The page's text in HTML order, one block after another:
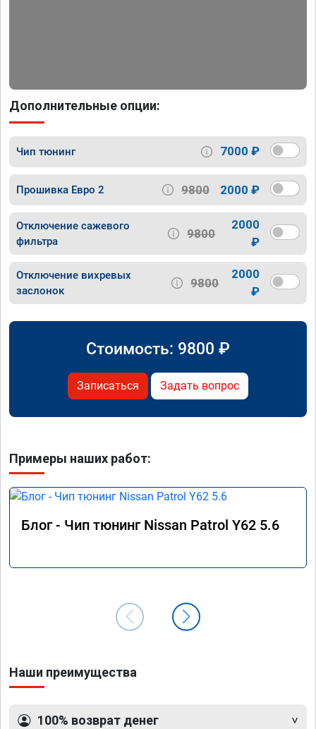
Дополнительные опции:
Чип тюнинг 7000 ₽
Прошивка Евро 2 9800 2000 ₽
Отключение сажевого
фильтра
9800
2000
₽
Отключение вихревых
заслонок
9800
2000
₽
Стоимость: 9800 ₽
Записаться Задать вопрос
Примеры наших работ:
Блог - Чип тюнинг Nissan Patrol Y62 5.6
Наши преимущества
100% возврат денег